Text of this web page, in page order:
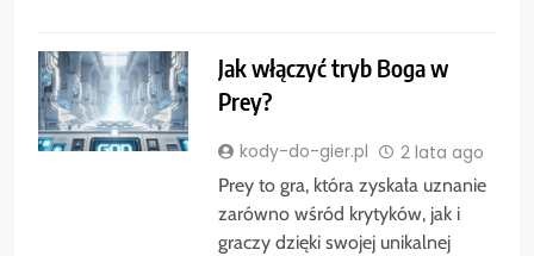
Jak włączyć tryb Boga w
Prey?
kody-do-gier.pl 2 lata ago
Prey to gra, która zyskała uznanie
zarówno wśród krytyków, jak i
graczy dzięki swojej unikalnej